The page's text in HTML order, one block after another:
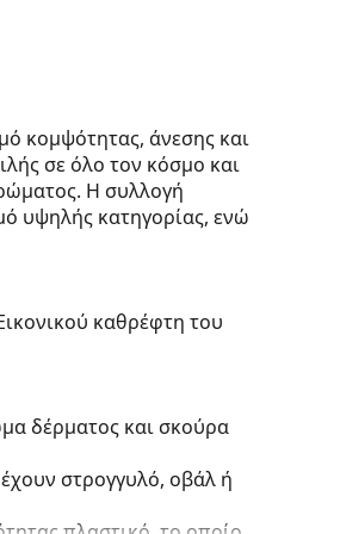
κομψότητας, άνεσης και
σε όλο τον κόσμο και
Η συλλογή
υψηλής κατηγορίας, ενώ
καθρέφτη του
δέρματος και σκούρα
έχουν στρογγυλό, οβάλ ή